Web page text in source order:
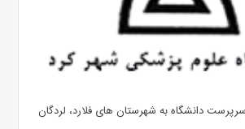
دانشگاه به شهرستان های فلارد، لردگان